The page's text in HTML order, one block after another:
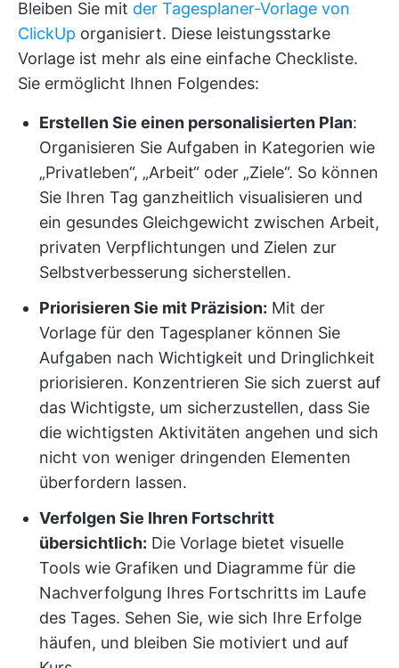
Bleiben Sie mit der Tagesplaner-Vorlage von
ClickUp organisiert. Diese leistungsstarke
Vorlage ist mehr als eine einfache Checkliste.
Sie ermöglicht Ihnen Folgendes:
Erstellen Sie einen personalisierten Plan:
Organisieren Sie Aufgaben in Kategorien wie
„Privatleben“, „Arbeit“ oder „Ziele“. So können
Sie Ihren Tag ganzheitlich visualisieren und
ein gesundes Gleichgewicht zwischen Arbeit,
privaten Verpflichtungen und Zielen zur
Selbstverbesserung sicherstellen.
Priorisieren Sie mit Präzision: Mit der
Vorlage für den Tagesplaner können Sie
Aufgaben nach Wichtigkeit und Dringlichkeit
priorisieren. Konzentrieren Sie sich zuerst auf
das Wichtigste, um sicherzustellen, dass Sie
die wichtigsten Aktivitäten angehen und sich
nicht von weniger dringenden Elementen
überfordern lassen.
Verfolgen Sie Ihren Fortschritt
übersichtlich: Die Vorlage bietet visuelle
Tools wie Grafiken und Diagramme für die
Nachverfolgung Ihres Fortschritts im Laufe
des Tages. Sehen Sie, wie sich Ihre Erfolge
häufen, und bleiben Sie motiviert und auf